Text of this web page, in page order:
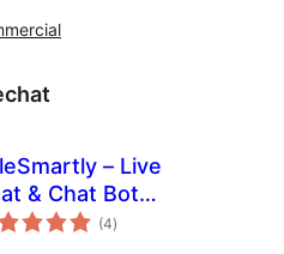
– Live
& Chat Bot
(4totaal
waarderingen
)